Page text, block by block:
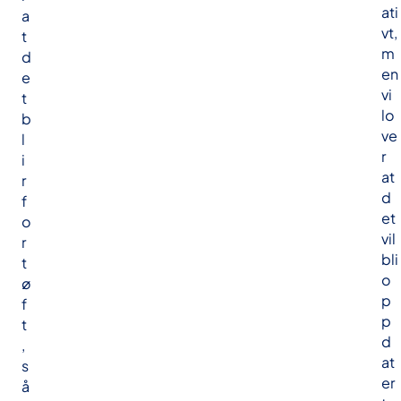
a
t
d
e
t
b
l
i
r
f
o
r
t
ø
f
t
,
s
å
ati
vt,
m
en
vi
lo
ve
r
at
d
et
vil
bli
o
p
p
d
at
er